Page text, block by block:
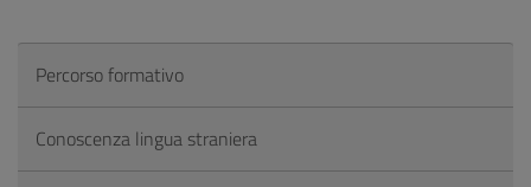
Percorso formativo
Conoscenza lingua straniera